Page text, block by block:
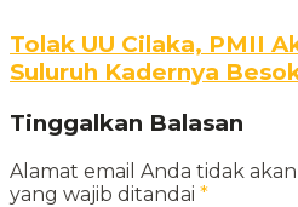
Tolak UU Cilaka, PMII
Suluruh Kadernya
Tinggalkan Balasan
Alamat email Anda tidak
yang wajib ditandai *